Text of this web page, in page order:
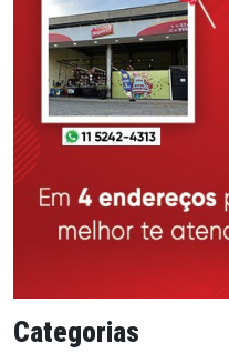
Categorias